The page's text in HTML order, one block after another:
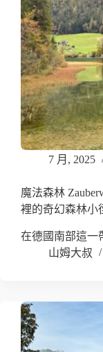
7 月, 2025
魔法森林
裡的奇幻森林小
在德國南部這
山姆大叔